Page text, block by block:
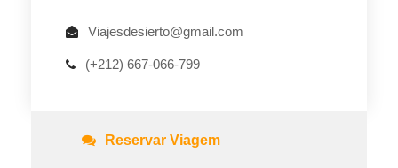
Viajesdesierto@gmail.com
(+212) 667-066-799
Reservar Viagem